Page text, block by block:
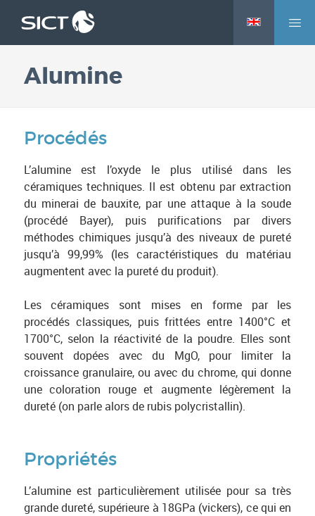
Aller
au
principal
Alumine
Procédés
L’alumine est l’oxyde le plus utilisé dans les
céramiques techniques. Il est obtenu par extraction
du minerai de bauxite, par une attaque à la soude
(procédé Bayer), puis purifications par divers
méthodes chimiques jusqu’à des niveaux de pureté
jusqu’à 99,99% (les caractéristiques du matériau
augmentent avec la pureté du produit).
Les céramiques sont mises en forme par les
procédés classiques, puis frittées entre 1400°C et
1700°C, selon la réactivité de la poudre. Elles sont
souvent dopées avec du MgO, pour limiter la
croissance granulaire, ou avec du chrome, qui donne
une coloration rouge et augmente légèrement la
dureté (on parle alors de rubis polycristallin).
Propriétés
L’alumine est particulièrement utilisée pour sa très
grande dureté, supérieure à 18GPa (vickers), ce qui en